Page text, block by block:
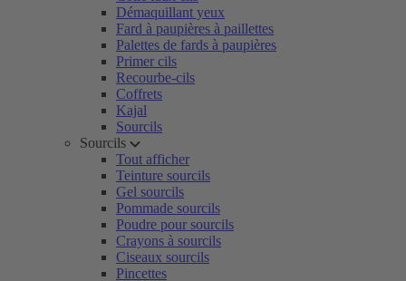
Démaquillant yeux
Fard à paupières à paillettes
Palettes de fards à paupières
Primer cils
Recourbe-cils
Coffrets
Kajal
Sourcils
Sourcils
Tout afficher
Teinture sourcils
Gel sourcils
Pommade sourcils
Poudre pour sourcils
Crayons à sourcils
Ciseaux sourcils
Pincettes